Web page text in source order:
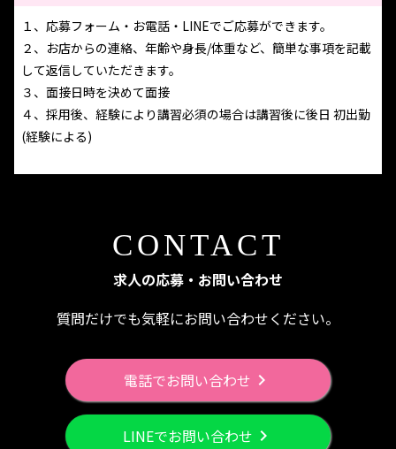
１、応募フォーム・お電話・LINEでご応募ができます。
２、お店からの連絡、年齢や身長/体重など、簡単な事項を記載
して返信していただきます。
３、面接日時を決めて面接
４、採用後、経験により講習必須の場合は講習後に後日 初出勤
(経験による)
求人の応募・お問い合わせ
CONTACT
質問だけでも気軽にお問い合わせください。
電話でお問い合わせ chevron_right
LINEでお問い合わせ chevron_right